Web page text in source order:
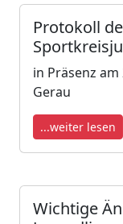
Protokoll
in Präsenz
Gerau
...weiter lesen
Wichtige